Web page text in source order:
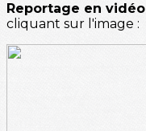
Reportage en vidéo
cliquant sur l'image :